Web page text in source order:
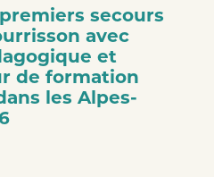
secours
avec
et
de formation
les Alpes-